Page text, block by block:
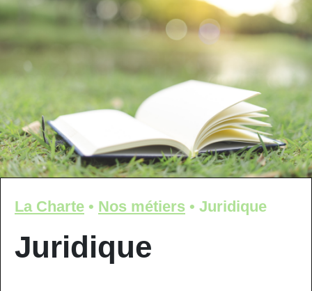
La Charte • Nos métiers • Juridique
Juridique